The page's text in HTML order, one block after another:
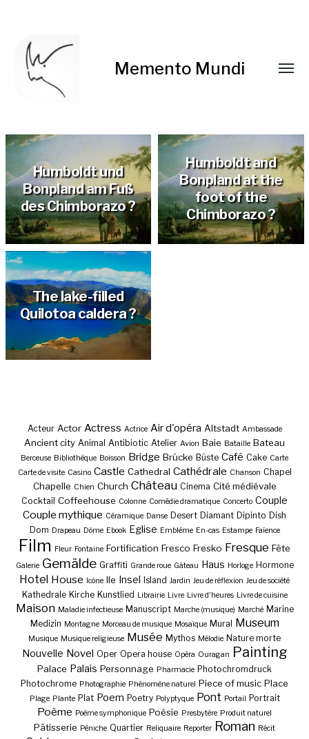
Memento Mundi
Humboldt und
Bonpland am Fuß
des Chimborazo ?
Humboldt and
Bonpland at the
foot of the
Chimborazo ?
The lake-filled
Quilotoa caldera ?
Acteur Actor Actress Actrice Air d'opéra Altstadt Ambassade
Ancient city Animal Antibiotic Atelier Avion Baie Bataille Bateau
Berceuse Bibliothèque Boisson Bridge Brücke Büste Café Cake Carte
Carte de visite Casino Castle Cathedral Cathédrale Chanson Chapel
Chapelle Chien Church Château Cinema Cité médiévale
Cocktail Coffeehouse Colonne Comédie dramatique Concerto Couple
Couple mythique Céramique Danse Desert Diamant Dipinto Dish
Dom Drapeau Dôme Ebook Eglise Emblème En-cas Estampe Faïence
Film Fleur Fontaine Fortification Fresco Fresko Fresque Fête
Galerie Gemälde Graffiti Grande roue Gâteau Haus Horloge Hormone
Hotel House Icône Ile Insel Island Jardin Jeu de réflexion Jeu de société
Kathedrale Kirche Kunstlied Librairie Livre Livre d'heures Livre de cuisine
Maison Maladie infectieuse Manuscript Marche (musique) Marché Marine
Medizin Montagne Morceau de musique Mosaïque Mural Museum
Musique Musique religieuse Musée Mythos Mélodie Nature morte
Nouvelle Novel Oper Opera house Opéra Ouragan Painting
Palace Palais Personnage Pharmacie Photochromdruck
Photochrome Photographie Phénomène naturel Piece of music Place
Plage Plante Plat Poem Poetry Polyptyque Pont Portail Portrait
Poème Poème symphonique Poésie Presbytère Produit naturel
Pâtisserie Péniche Quartier Reliquaire Reporter Roman Récit